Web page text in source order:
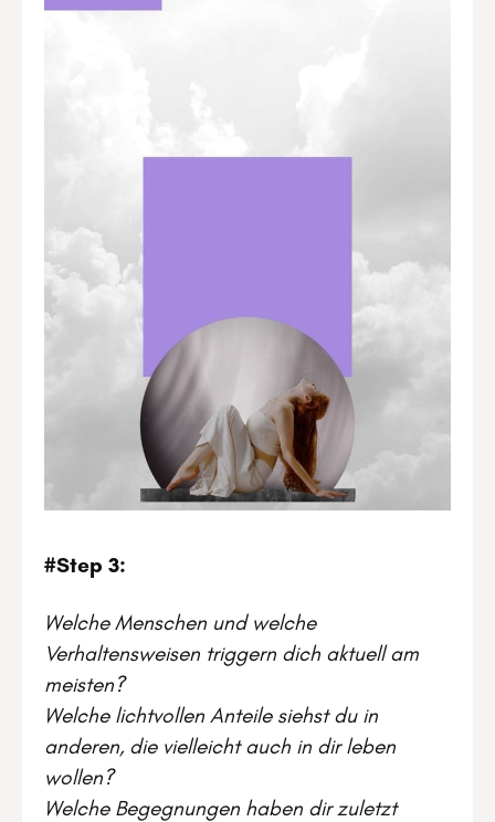
#Step 3:
Welche Menschen und welche
Verhaltensweisen triggern dich aktuell am
meisten?
Welche lichtvollen Anteile siehst du in
anderen, die vielleicht auch in dir leben
wollen?
Welche Begegnungen haben dir zuletzt